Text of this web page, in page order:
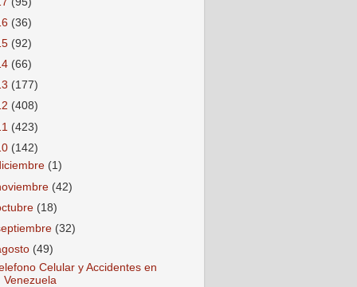
(36)
(92)
(66)
(177)
(408)
(423)
(142)
(1)
(42)
(18)
(32)
(49)
Celular y Accidentes en
Venezuela